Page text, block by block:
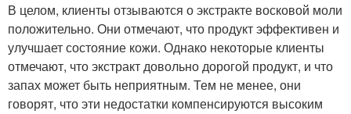
В целом, клиенты отзываются о экстракте восковой моли
положительно. Они отмечают, что продукт эффективен и
улучшает состояние кожи. Однако некоторые клиенты
отмечают, что экстракт довольно дорогой продукт, и что
запах может быть неприятным. Тем не менее, они
говорят, что эти недостатки компенсируются высоким